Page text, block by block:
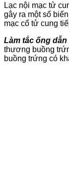
Lạc nội mạc tử
gây ra một số
mạc cổ tử cung
Làm tắc ống
thương buồng
buồng trứng có